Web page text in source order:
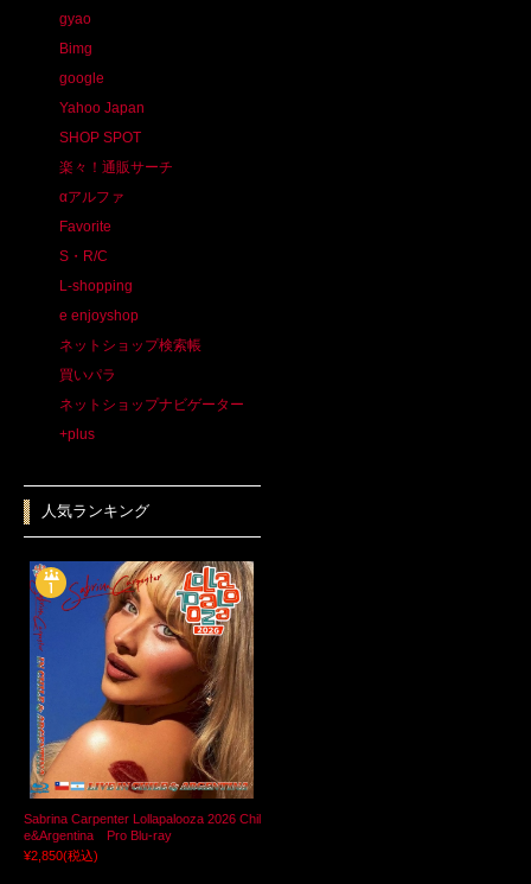
gyao
Bimg
google
Yahoo Japan
SHOP SPOT
楽々！通販サーチ
αアルファ
Favorite
S・R/C
L-shopping
e enjoyshop
ネットショップ検索帳
買いパラ
ネットショップナビゲーター
+plus
人気ランキング
Sabrina Carpenter Lollapalooza 2026 Chil
e&Argentina Pro Blu-ray
¥2,850(税込)